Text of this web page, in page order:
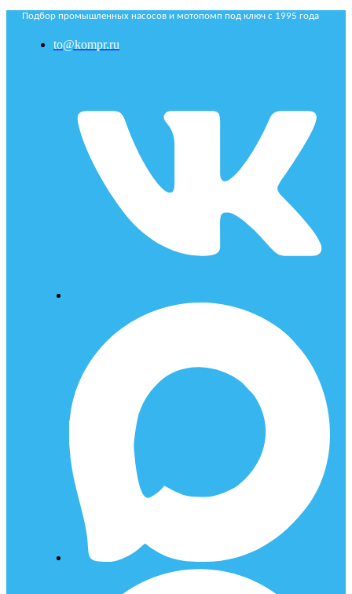
Подбор промышленных насосов и мотопомп под ключ с 1995 года
to@kompr.ru